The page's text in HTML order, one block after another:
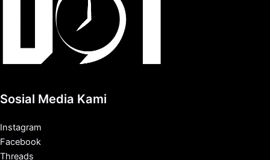
Sosial Media Kami
Instagram
Facebook
Threads